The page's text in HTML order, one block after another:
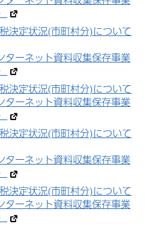
決定状況(市町村分)について
ターネット資料収集保存事業
決定状況(市町村分)について
ターネット資料収集保存事業
決定状況(市町村分)について
ターネット資料収集保存事業
決定状況(市町村分)について
ターネット資料収集保存事業